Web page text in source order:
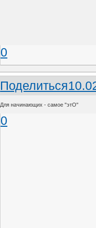
0
Поделиться
Для начинающих - самое "этО"
0